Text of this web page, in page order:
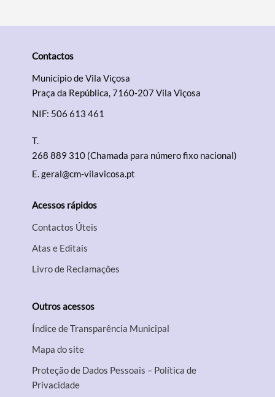
Contactos
Município de Vila Viçosa
Praça da República, 7160-207 Vila Viçosa
NIF: 506 613 461
T.
268 889 310 (Chamada para número fixo nacional)
E.geral@cm-vilavicosa.pt
Acessos rápidos
Contactos Úteis
Atas e Editais
Livro de Reclamações
Outros acessos
Índice de Transparência Municipal
Mapa do site
Proteção de Dados Pessoais – Política de
Privacidade